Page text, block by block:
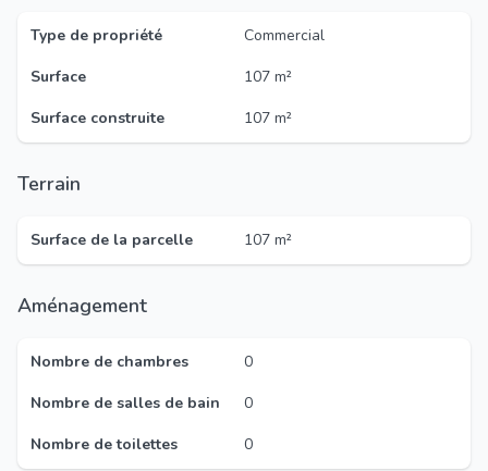
Type de propriété
Commercial
Surface
107 m²
Surface construite
107 m²
Terrain
Surface de la parcelle 107 m²
Aménagement
Nombre de chambres
0
Nombre de salles de bain
0
Nombre de toilettes
0